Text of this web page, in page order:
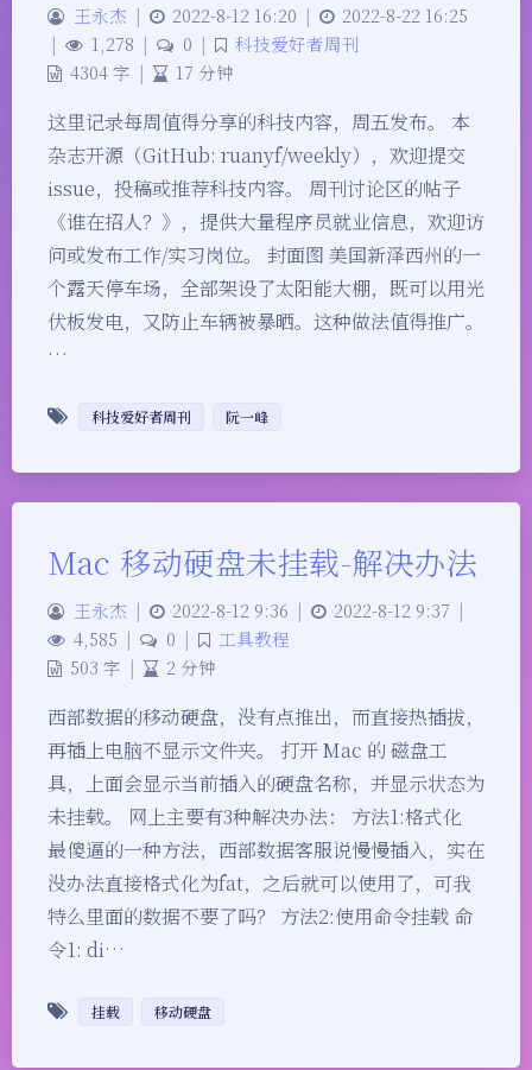
王永杰 | 2022-8-12 16:20 |
2022-8-22 16:25
|
1,278 | 0 |
科技爱好者周刊
4304 字 | 17 分钟
这里记录每周值得分享的科技内容，周五发布。 本
杂志开源（GitHub: ruanyf/weekly），欢迎提交
issue，投稿或推荐科技内容。 周刊讨论区的帖子
《谁在招人？》，提供大量程序员就业信息，欢迎访
问或发布工作/实习岗位。 封面图 美国新泽西州的一
个露天停车场，全部架设了太阳能大棚，既可以用光
伏板发电，又防止车辆被暴晒。这种做法值得推广。
…
科技爱好者周刊 阮一峰
Mac 移动硬盘未挂载-解决办法
王永杰 | 2022-8-12 9:36 | 2022-8-12 9:37 |
4,585 | 0 |
工具教程
503 字 | 2 分钟
西部数据的移动硬盘，没有点推出，而直接热插拔，
再插上电脑不显示文件夹。 打开 Mac 的 磁盘工
具，上面会显示当前插入的硬盘名称，并显示状态为
未挂载。 网上主要有3种解决办法： 方法1:格式化
最傻逼的一种方法，西部数据客服说慢慢插入，实在
没办法直接格式化为fat，之后就可以使用了，可我
特么里面的数据不要了吗？ 方法2:使用命令挂载 命
令1: di…
挂载 移动硬盘